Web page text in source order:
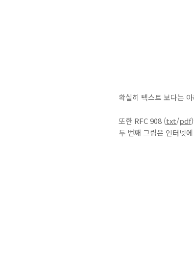
확실히 텍스트 보다는
또한 RFC 908 (txt/pdf
두 번째 그림은 인터넷